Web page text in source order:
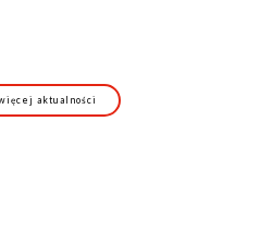
aktualności